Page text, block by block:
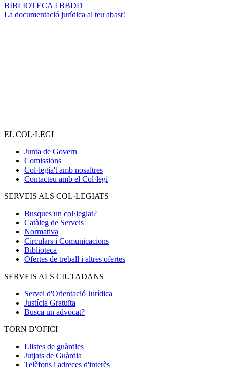
BIBLIOTECA I BBDD
La documentació jurídica al teu abast!
EL COL·LEGI
Junta de Govern
Comissions
Col·legia't amb nosaltres
Contacteu amb el Col·legi
SERVEIS ALS COL·LEGIATS
Busques un col·legiat?
Catàleg de Serveis
Normativa
Circulars i Comunicacions
Biblioteca
Ofertes de treball i altres ofertes
SERVEIS ALS CIUTADANS
Servei d'Orientació Jurídica
Justícia Gratuïta
Busca un advocat?
TORN D'OFICI
Llistes de guàrdies
Jutjats de Guàrdia
Telèfons i adreces d'interès